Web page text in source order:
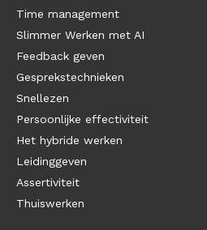
Time management
Slimmer Werken met AI
Feedback geven
Gesprekstechnieken
Snellezen
Persoonlijke effectiviteit
Het hybride werken
Leidinggeven
Assertiviteit
Thuiswerken